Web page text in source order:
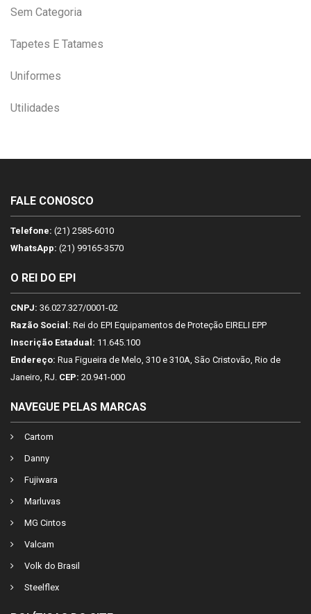
Sem Categoria
Tapetes E Tatames
Uniformes
Utilidades
FALE CONOSCO
Telefone: (21) 2585-6010
WhatsApp: (21) 99165-3570
O REI DO EPI
CNPJ: 36.027.327/0001-02
Razão Social: Rei do EPI Equipamentos de Proteção EIRELI EPP
Inscrição Estadual: 11.645.100
Endereço: Rua Figueira de Melo, 310 e 310A, São Cristovão, Rio de
Janeiro, RJ. CEP: 20.941-000
NAVEGUE PELAS MARCAS
Cartom
Danny
Fujiwara
Marluvas
MG Cintos
Valcam
Volk do Brasil
Steelflex